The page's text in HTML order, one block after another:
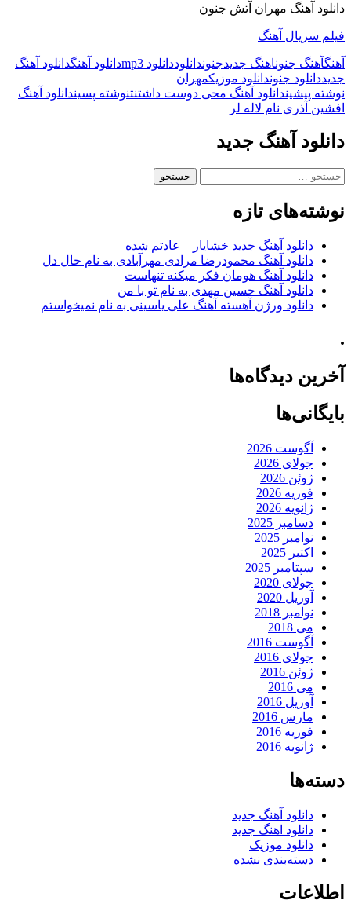
دانلود آهنگ مهران آتش جنون
فیلم سریال آهنگ
آهنگآهنگ جنوناهنگ جدیدجنوندانلوددانلود mp3 دانلود آهنگدانلود آهنگ
جدیددانلود جنوندانلود موزیکمهران
ناوبری
نوشته
نوشته پیشیندانلود آهنگ محی دوست داشتنتنوشته پسیندانلود آهنگ
افشین آذری نام لاله لر
دانلود آهنگ جدید
جستجو
نوشته‌های تازه
دانلود آهنگ جدید خشایار – عادتم شده
دانلود آهنگ محمودرضا مرادی مهرآبادی به نام حال دل
دانلود آهنگ هومان فکر میکنه تنهاست
دانلود آهنگ حسین مهدی به نام تو با من
دانلود ورژن آهسته آهنگ علی یاسینی به نام نمیخواستم
.
آخرین دیدگاه‌ها
بایگانی‌ها
آگوست 2026
جولای 2026
ژوئن 2026
فوریه 2026
ژانویه 2026
دسامبر 2025
نوامبر 2025
اکتبر 2025
سپتامبر 2025
جولای 2020
آوریل 2020
نوامبر 2018
می 2018
آگوست 2016
جولای 2016
ژوئن 2016
می 2016
آوریل 2016
مارس 2016
فوریه 2016
ژانویه 2016
دسته‌ها
دانلود آهنگ جدید
دانلود اهنگ جدید
دانلود موزیک
دسته‌بندی نشده
اطلاعات